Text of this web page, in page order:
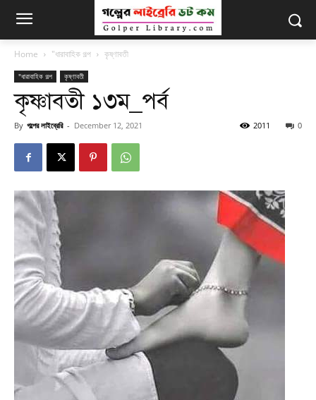
Home "ধারাবাহিক গল্প কৃষ্ণাবতী
"ধারাবাহিক গল্প কৃষ্ণাবতী
কৃষ্ণাবতী ১৩ম_পর্ব
By গল্পের লাইব্রেরি - December 12, 2021 0
2011